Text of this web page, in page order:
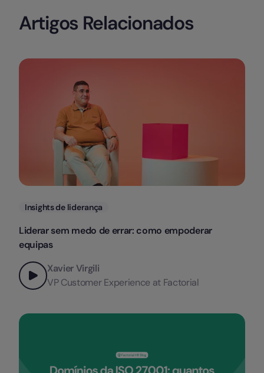
Artigos Relacionados
Categorias
Insights de liderança
Liderar sem medo de errar: como empoderar
equipas
Xavier Virgili
VP Customer Experience at Factorial